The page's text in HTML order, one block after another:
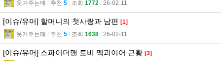
웃겨주는매 l 추천 5 l 조회 1772 l 26-02-11
[이슈/유머] 할머니의 첫사랑과 남편 [1]
웃겨주는매 l 추천 5 l 조회 1638 l 26-02-11
[이슈/유머] 스파이더맨 토비 맥과이어 근황 [3]